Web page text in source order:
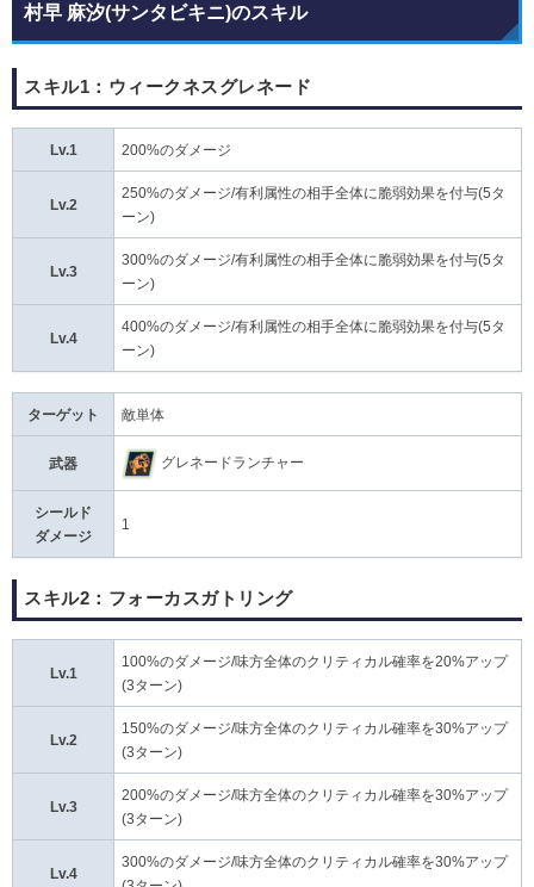
村早 麻汐(サンタビキニ)のスキル
スキル1：ウィークネスグレネード
Lv.1 200%のダメージ
Lv.2
250%のダメージ/有利属性の相手全体に脆弱効果を付与(5タ
ーン)
Lv.3
300%のダメージ/有利属性の相手全体に脆弱効果を付与(5タ
ーン)
Lv.4
400%のダメージ/有利属性の相手全体に脆弱効果を付与(5タ
ーン)
ターゲット 敵単体
武器 グレネードランチャー
シールド
ダメージ
1
スキル2：フォーカスガトリング
Lv.1
100%のダメージ/味方全体のクリティカル確率を20%アップ
(3ターン)
Lv.2
150%のダメージ/味方全体のクリティカル確率を30%アップ
(3ターン)
Lv.3
200%のダメージ/味方全体のクリティカル確率を30%アップ
(3ターン)
Lv.4
300%のダメージ/味方全体のクリティカル確率を30%アップ